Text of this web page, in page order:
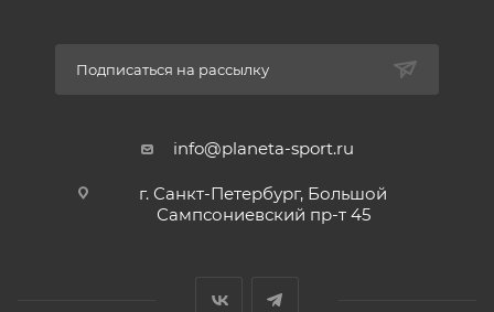
Подписаться на рассылку
info@planeta-sport.ru
г. Санкт-Петербург, Большой
Сампсониевский пр-т 45